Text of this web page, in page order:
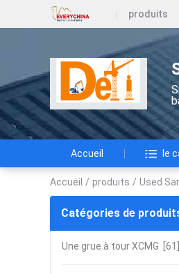
produits
Accueil le
Accueil / produits / Used
Catégories de
Une grue à tour XCMG [61]